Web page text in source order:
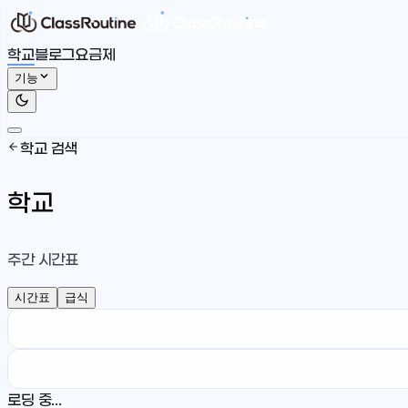
학교블로그요금제
기능
학교 검색
학교
주간 시간표
시간표 급식
로딩 중...